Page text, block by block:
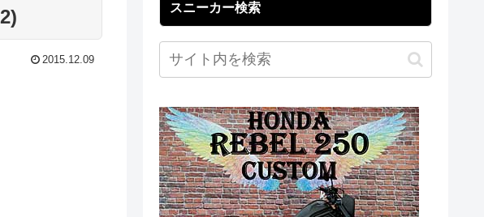
2015.12.09
スニーカー検索